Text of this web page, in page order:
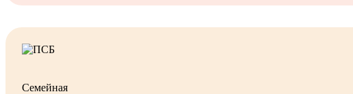
Семейная